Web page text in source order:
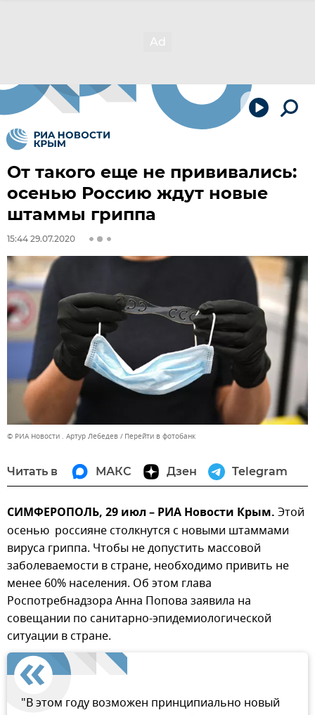
От такого еще не прививались:
осенью Россию ждут новые
штаммы гриппа
15:44 29.07.2020
© РИА Новости . Артур Лебедев Перейти в фотобанк
Читать в МАКС Дзен Telegram
СИМФЕРОПОЛЬ, 29 июл – РИА Новости Крым. Этой
осенью россияне столкнутся с новыми штаммами
вируса гриппа. Чтобы не допустить массовой
заболеваемости в стране, необходимо привить не
менее 60% населения. Об этом глава
Роспотребнадзора Анна Попова заявила на
совещании по санитарно-эпидемиологической
ситуации в стране.
"В этом году возможен принципиально новый